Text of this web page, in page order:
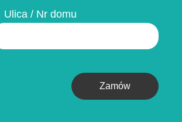
Ulica / Nr domu
Zamów